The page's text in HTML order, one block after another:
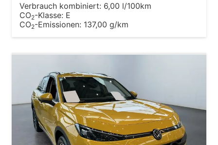
Verbrauch kombiniert: 6,00 l/100km
CO2-Klasse: E
CO2-Emissionen: 137,00 g/km